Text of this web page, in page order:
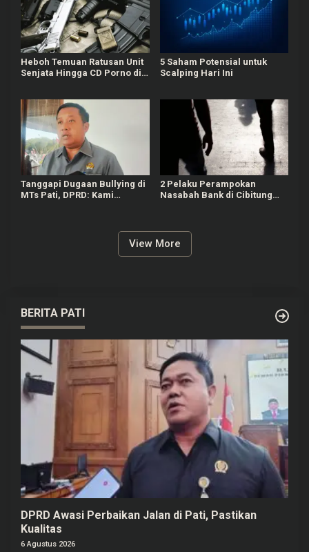
Heboh Temuan Ratusan Unit
Senjata Hingga CD Porno di
5 Saham Potensial untuk
Scalping Hari Ini
Tanggapi Dugaan Bullying di
MTs Pati, DPRD: Kami
2 Pelaku Perampokan
Nasabah Bank di Cibitung
View More
BERITA PATI
DPRD Awasi Perbaikan Jalan di Pati, Pastikan
Kualitas
6 Agustus 2026